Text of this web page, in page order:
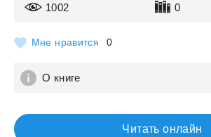
1002 0
Мне нравится 0
О книге
Читать онлайн